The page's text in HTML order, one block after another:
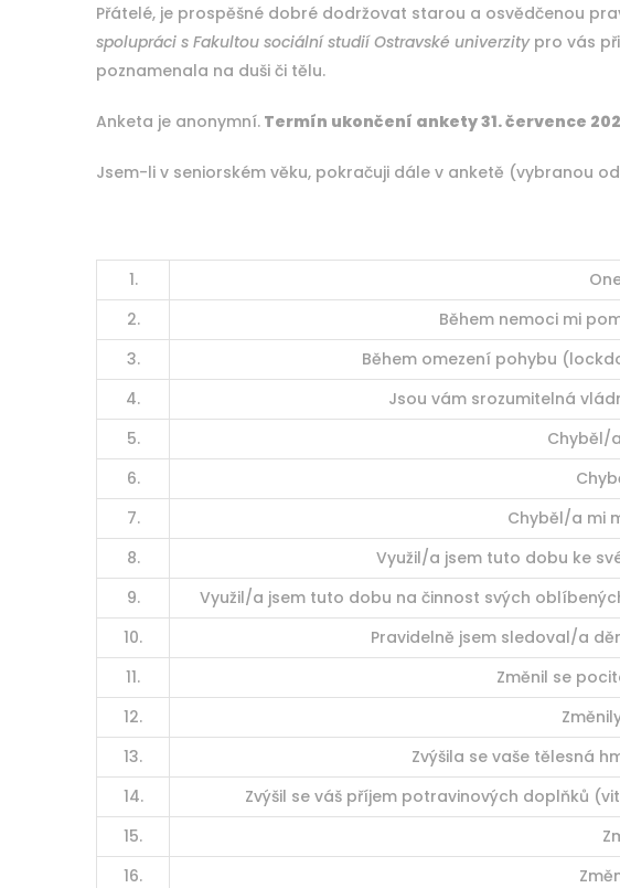
Přátelé, je prospěšné dobré dodržovat starou a osvědčenou
spolupráci s Fakultou sociální studií Ostravské univerzity pro vás
poznamenala na duši či tělu.
Anketa je anonymní. Termín ukončení ankety 31. července
Jsem-li v seniorském věku, pokračuji dále v anketě (vybranou
1.
2.
Během nemoci mi
3.
Během omezení pohybu
4.
Jsou vám srozumitelná
5.
Chyběl/
6.
7.
Chyběl/a mi
8.
Využil/a jsem tuto dobu ke
9.
Využil/a jsem tuto dobu na činnost svých
10.
Pravidelně jsem sledoval/a
11.
Změnil se
12.
13.
Zvýšila se vaše tělesná
14.
Zvýšil se váš příjem potravinových doplňků
15.
16.